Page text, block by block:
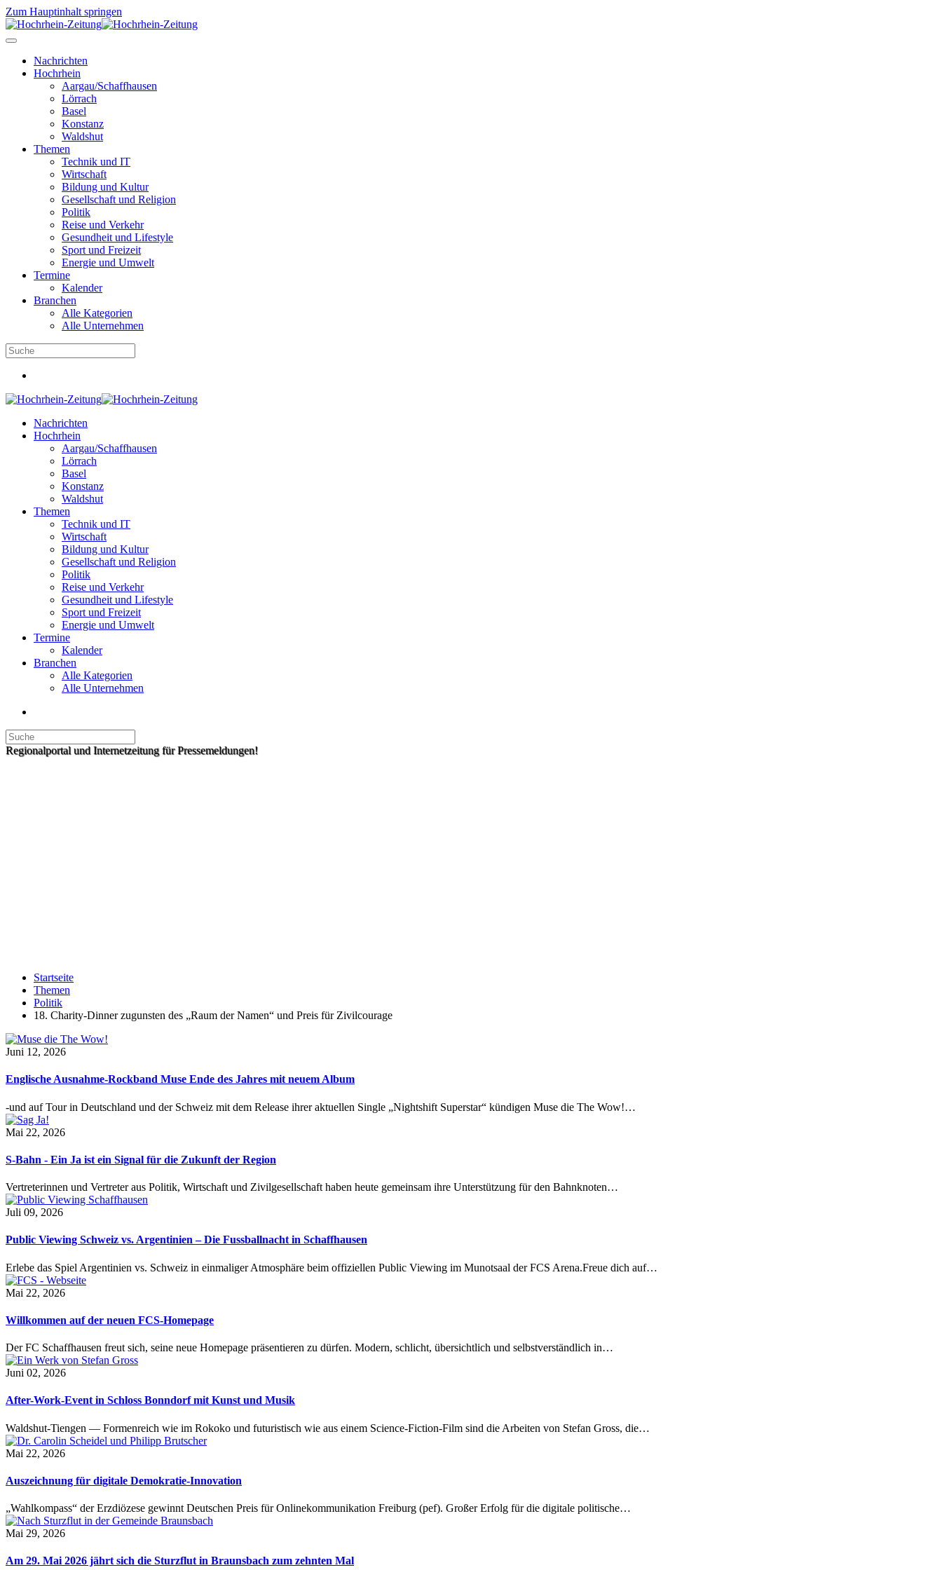
Zum Hauptinhalt springen
Nachrichten
Hochrhein
Aargau/Schaffhausen
Lörrach
Basel
Konstanz
Waldshut
Themen
Technik und IT
Wirtschaft
Bildung und Kultur
Gesellschaft und Religion
Politik
Reise und Verkehr
Gesundheit und Lifestyle
Sport und Freizeit
Energie und Umwelt
Termine
Kalender
Branchen
Alle Kategorien
Alle Unternehmen
Nachrichten
Hochrhein
Aargau/Schaffhausen
Lörrach
Basel
Konstanz
Waldshut
Themen
Technik und IT
Wirtschaft
Bildung und Kultur
Gesellschaft und Religion
Politik
Reise und Verkehr
Gesundheit und Lifestyle
Sport und Freizeit
Energie und Umwelt
Termine
Kalender
Branchen
Alle Kategorien
Alle Unternehmen
Regionalportal und Internetzeitung für Pressemeldungen!
Startseite
Themen
Politik
18. Charity-Dinner zugunsten des „Raum der Namen“ und Preis für Zivilcourage
Juni 12, 2026
Englische Ausnahme-Rockband Muse Ende des Jahres mit neuem Album
-und auf Tour in Deutschland und der Schweiz mit dem Release ihrer aktuellen Single „Nightshift Superstar“ kündigen Muse die The Wow!…
Mai 22, 2026
S-Bahn - Ein Ja ist ein Signal für die Zukunft der Region
Vertreterinnen und Vertreter aus Politik, Wirtschaft und Zivilgesellschaft haben heute gemeinsam ihre Unterstützung für den Bahnknoten…
Juli 09, 2026
Public Viewing Schweiz vs. Argentinien – Die Fussballnacht in Schaffhausen
Erlebe das Spiel Argentinien vs. Schweiz in einmaliger Atmosphäre beim offiziellen Public Viewing im Munotsaal der FCS Arena.Freue dich auf…
Mai 22, 2026
Willkommen auf der neuen FCS-Homepage
Der FC Schaffhausen freut sich, seine neue Homepage präsentieren zu dürfen. Modern, schlicht, übersichtlich und selbstverständlich in…
Juni 02, 2026
After-Work-Event in Schloss Bonndorf mit Kunst und Musik
Waldshut-Tiengen — Formenreich wie im Rokoko und futuristisch wie aus einem Science-Fiction-Film sind die Arbeiten von Stefan Gross, die…
Mai 22, 2026
Auszeichnung für digitale Demokratie-Innovation
„Wahlkompass“ der Erzdiözese gewinnt Deutschen Preis für Onlinekommunikation Freiburg (pef). Großer Erfolg für die digitale politische…
Mai 29, 2026
Am 29. Mai 2026 jährt sich die Sturzflut in Braunsbach zum zehnten Mal